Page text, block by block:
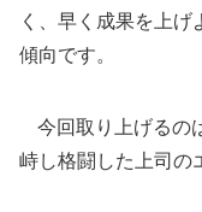
く、早く成果を上
傾向です。
今回取り上げるの
峙し格闘した上司の